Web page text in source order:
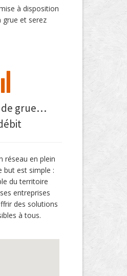
à disposition
grue et serez
de grue…
réseau en plein
but est simple :
du territoire
entreprises
des solutions
à tous.